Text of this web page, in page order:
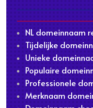
NL domeinnaam
Tijdelijke
Unieke
Populaire
Professionele
Merknaam